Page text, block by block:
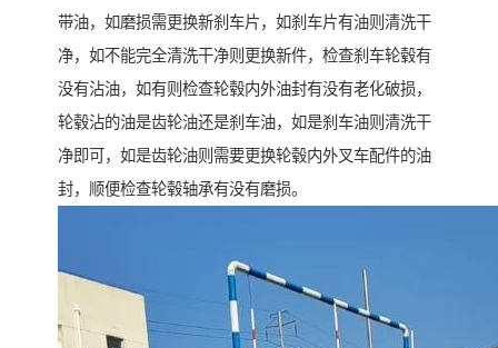
带油，如磨损需更换新刹车片，如刹车片有油则清洗干
净，如不能完全清洗干净则更换新件，检查刹车轮毂有
没有沾油，如有则检查轮毂内外油封有没有老化破损，
轮毂沾的油是齿轮油还是刹车油，如是刹车油则清洗干
净即可，如是齿轮油则需要更换轮毂内外叉车配件的油
封，顺便检查轮毂轴承有没有磨损。